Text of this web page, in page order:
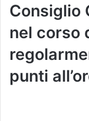
Consiglio
nel corso
punti